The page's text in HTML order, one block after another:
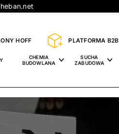
HOFF PLATFORMA B2B
CHEMIA
BUDOWLANA
SUCHA
ZABUDOWA